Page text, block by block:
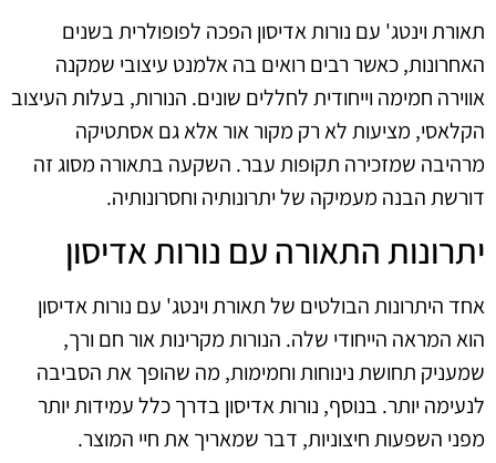
תאורת וינטג' עם נורות אדיסון הפכה לפופולרית בשנים
האחרונות, כאשר רבים רואים בה אלמנט עיצובי שמקנה
אווירה חמימה וייחודית לחללים שונים. הנורות, בעלות העיצוב
הקלאסי, מציעות לא רק מקור אור אלא גם אסתטיקה
מרהיבה שמזכירה תקופות עבר. השקעה בתאורה מסוג זה
דורשת הבנה מעמיקה של יתרונותיה וחסרונותיה.
יתרונות התאורה עם נורות אדיסון
אחד היתרונות הבולטים של תאורת וינטג' עם נורות אדיסון
הוא המראה הייחודי שלה. הנורות מקרינות אור חם ורך,
שמעניק תחושת נינוחות וחמימות, מה שהופך את הסביבה
לנעימה יותר. בנוסף, נורות אדיסון בדרך כלל עמידות יותר
מפני השפעות חיצוניות, דבר שמאריך את חיי המוצר.